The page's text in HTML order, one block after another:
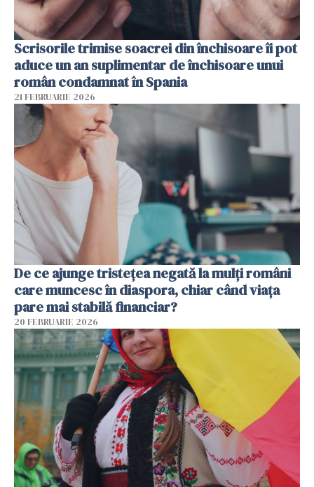
Scrisorile trimise soacrei din închisoare îi pot
aduce un an suplimentar de închisoare unui
român condamnat în Spania
21 FEBRUARIE 2026
De ce ajunge tristețea negată la mulți români
care muncesc în diaspora, chiar când viața
pare mai stabilă financiar?
20 FEBRUARIE 2026